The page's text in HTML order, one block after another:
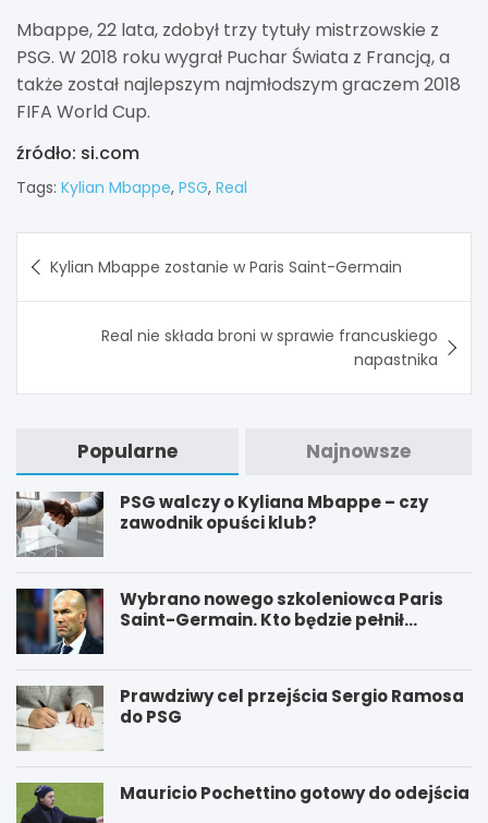
Mbappe, 22 lata, zdobył trzy tytuły mistrzowskie z
PSG. W 2018 roku wygrał Puchar Świata z Francją, a
także został najlepszym najmłodszym graczem 2018
FIFA World Cup.
źródło: si.com
Tags: Kylian Mbappe, PSG, Real
wpisu
Kylian Mbappe zostanie w Paris Saint-Germain
Real nie składa broni w sprawie francuskiego
napastnika
Popularne Najnowsze
PSG walczy o Kyliana Mbappe – czy
zawodnik opuści klub?
Wybrano nowego szkoleniowca Paris
Saint-Germain. Kto będzie pełnił
Prawdziwy cel przejścia Sergio Ramosa
do PSG
Mauricio Pochettino gotowy do odejścia